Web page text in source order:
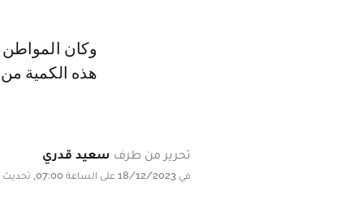
وكان المواطن
هذه الكمية من
تحرير من طرف سعيد قدري
في 18/12/2023 على الساعة 07:00, تحديث بتاريخ 18/12/2023 على الساعة 07:00